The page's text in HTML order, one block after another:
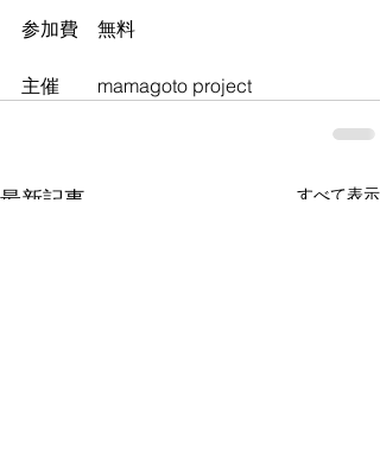
参加費　無料
主催　　mamagoto project
最新記事 すべて表示